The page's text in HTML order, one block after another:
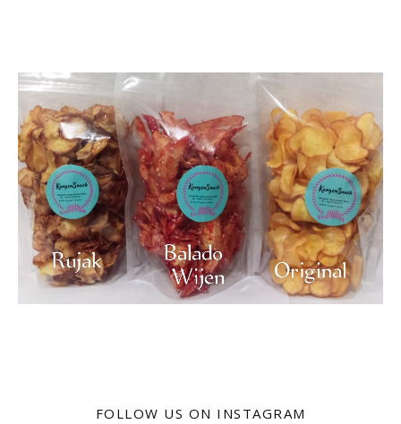
FOLLOW US ON INSTAGRAM